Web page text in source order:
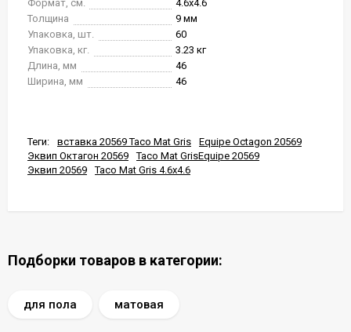
Формат, см.
4.6x4.6
Толщина
9 мм
Упаковка, шт.
60
Упаковка, кг.
3.23 кг
Длина, мм
46
Ширина, мм
46
Теги: вставка 20569 Taco Mat Gris
Equipe Octagon 20569
Эквип Октагон 20569
Taco Mat GrisEquipe 20569
Эквип 20569
Taco Mat Gris 4.6x4.6
Подборки товаров в категории:
для пола матовая